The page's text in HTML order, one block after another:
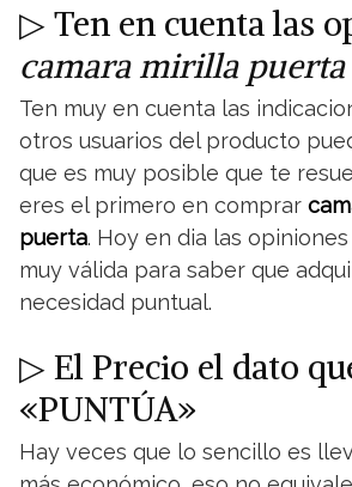
▷ Ten en cuenta las
camara mirilla puerta
Ten muy en cuenta las
otros usuarios del producto
que es muy posible que te
eres el primero en comprar
puerta. Hoy en dia las
muy válida para saber que
necesidad puntual.
▷ El Precio el dato
«PUNTÚA»
Hay veces que lo sencillo es